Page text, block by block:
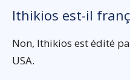
Ithikios est-il
Non, Ithikios est édité
USA.